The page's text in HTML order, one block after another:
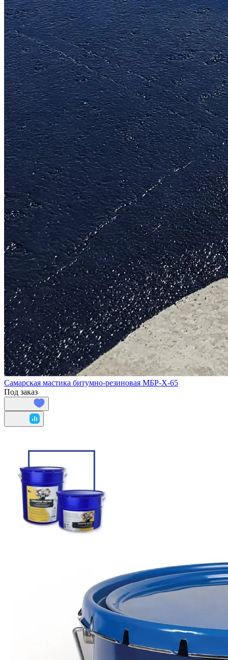
Самарская мастика битумно-резиновая МБР-Х-65
Под заказ